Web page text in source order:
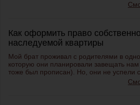
Как оформить право
наследуемой квартиры
Мой брат проживал с родителями в
которую они планировали завещать
тоже был прописан). Но, они не успели